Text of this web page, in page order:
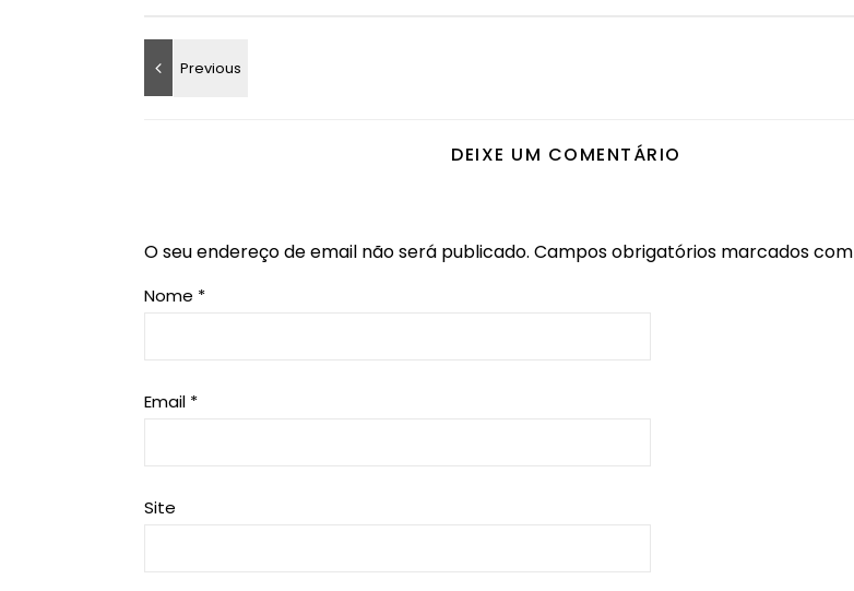
DEIXE UM COMENTÁRIO
O seu endereço de email não será publicado. Campos obrigatórios marcados com
Nome *
Email *
Site